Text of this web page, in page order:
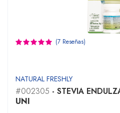
(7 Reseñas)
NATURAL FRESHLY
#002305 - STEVIA
UNI